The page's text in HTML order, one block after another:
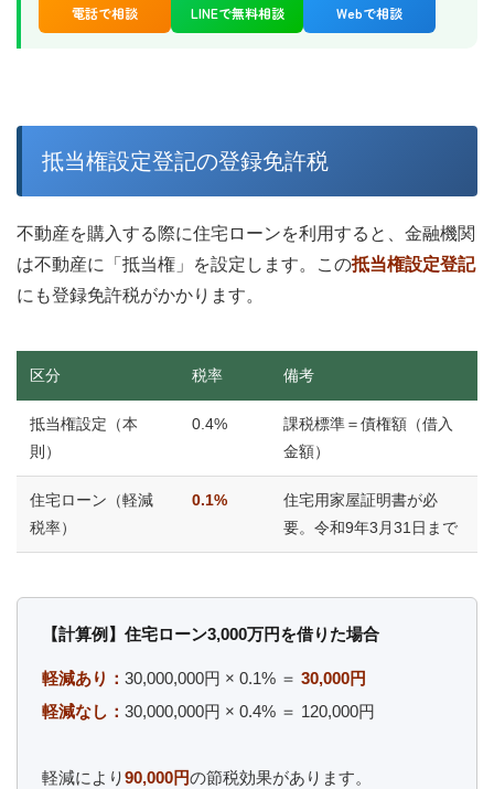
電話で相談 LINEで無料相談 Webで相談
抵当権設定登記の登録免許税
不動産を購入する際に住宅ローンを利用すると、金融機関
は不動産に「抵当権」を設定します。この抵当権設定登記
にも登録免許税がかかります。
区分 税率 備考
抵当権設定（本
則）
0.4%
課税標準＝債権額（借入
金額）
住宅ローン（軽減
税率）
0.1%
住宅用家屋証明書が必
要。令和9年3月31日まで
【計算例】住宅ローン3,000万円を借りた場合
軽減あり： 30,000,000円 × 0.1% ＝ 30,000円
軽減なし： 30,000,000円 × 0.4% ＝ 120,000円
軽減により90,000円の節税効果があります。